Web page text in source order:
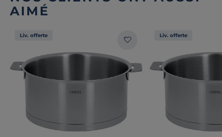
AIMÉ
Liv. offerte Liv. offerte